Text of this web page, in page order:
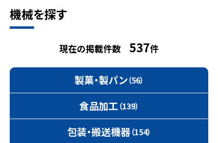
機械を探す
現在の掲載件数 537件
製菓・製パン（56）
食品加工 （139）
包装・搬送機器（154）